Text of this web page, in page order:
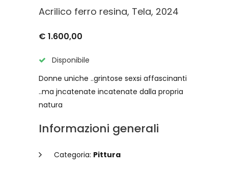
Acrilico ferro resina, Tela, 2024
€ 1.600,00
Disponibile
Donne uniche ..grintose sexsi affascinanti
..ma jncatenate incatenate dalla propria
natura
Informazioni generali
Categoria: Pittura